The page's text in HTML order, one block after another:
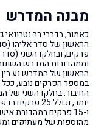
מבנה המדרש
כאמור, בדברי רב נטרונאי
הראשון של סדר אליהו
וממהדורות המדרש
הראשון של המדרש נע בין 31 פרקים
במספר הפרקים נובע,
החיבור. בחלקו השני של
ו-15 פרקים במהדורת